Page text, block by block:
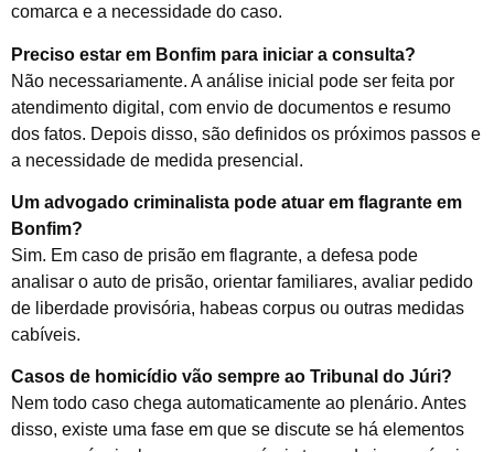
comarca e a necessidade do caso.
Preciso estar em Bonfim para iniciar a consulta?
Não necessariamente. A análise inicial pode ser feita por
atendimento digital, com envio de documentos e resumo
dos fatos. Depois disso, são definidos os próximos passos e
a necessidade de medida presencial.
Um advogado criminalista pode atuar em flagrante em
Bonfim?
Sim. Em caso de prisão em flagrante, a defesa pode
analisar o auto de prisão, orientar familiares, avaliar pedido
de liberdade provisória, habeas corpus ou outras medidas
cabíveis.
Casos de homicídio vão sempre ao Tribunal do Júri?
Nem todo caso chega automaticamente ao plenário. Antes
disso, existe uma fase em que se discute se há elementos